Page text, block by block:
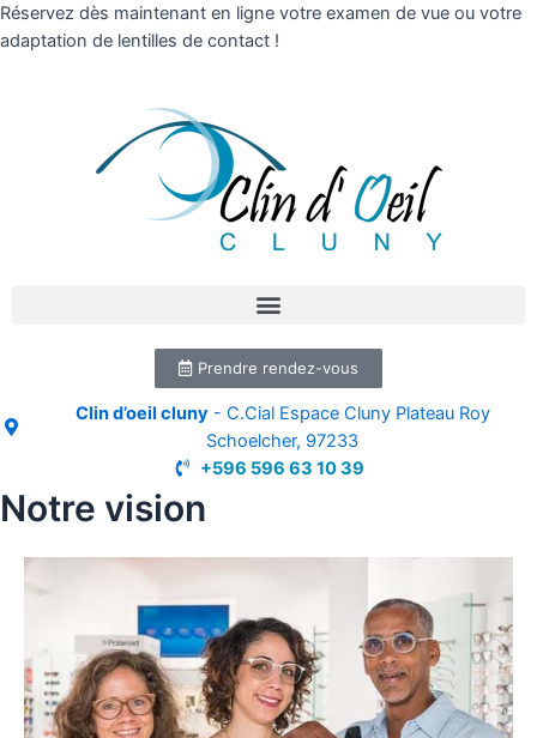
Réservez dès maintenant en ligne votre examen de vue ou votre
adaptation de lentilles de contact !
Prendre rendez-vous
Clin d’oeil cluny- C.Cial Espace Cluny Plateau Roy
Schoelcher, 97233
+596 596 63 10 39
Notre vision